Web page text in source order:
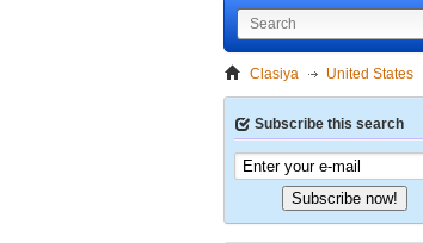
Clasiya United States
Subscribe this search
Subscribe now!